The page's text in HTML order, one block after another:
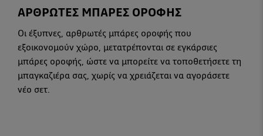
ΑΡΘΡΩΤΕΣ ΜΠΑΡΕΣ ΟΡΟΦΗΣ
Οι έξυπνες, αρθρωτές μπάρες οροφής που
εξοικονομούν χώρο, μετατρέπονται σε εγκάρσιες
μπάρες οροφής, ώστε να μπορείτε να τοποθετήσετε τη
μπαγκαζιέρα σας, χωρίς να χρειάζεται να αγοράσετε
νέο σετ.